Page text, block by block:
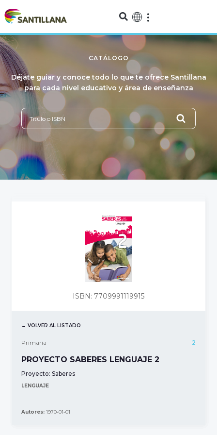
CATÁLOGO
Déjate guiar y conoce todo lo que te ofrece Santillana
para cada nivel educativo y área de enseñanza
← VOLVER AL LISTADO
Primaria 2
PROYECTO SABERES LENGUAJE 2
Proyecto: Saberes
LENGUAJE
Autores: 1970-01-01
ISBN: 7709991119915